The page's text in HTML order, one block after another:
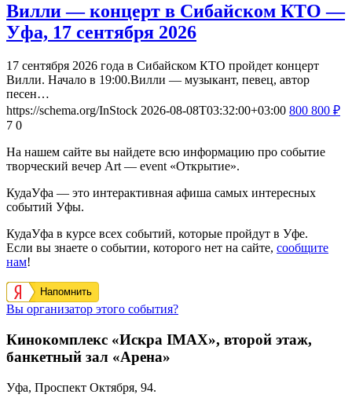
Вилли — концерт в Сибайском КТО —
Уфа, 17 сентября 2026
17 сентября 2026 года в Сибайском КТО пройдет концерт
Вилли. Начало в 19:00.Вилли — музыкант, певец, автор
песен…
https://schema.org/InStock 2026-08-08T03:32:00+03:00 800 800 ₽
7 0
На нашем сайте вы найдете всю информацию про событие
творческий вечер Art — event «Открытие».
КудаУфа — это интерактивная афиша самых интересных
событий Уфы.
КудаУфа в курсе всех событий, которые пройдут в Уфе.
Если вы знаете о событии, которого нет на сайте, сообщите
нам!
Напомнить
Вы организатор этого события?
Кинокомплекс «Искра IMAX», второй этаж,
банкетный зал «Арена»
Уфа, Проспект Октября, 94.